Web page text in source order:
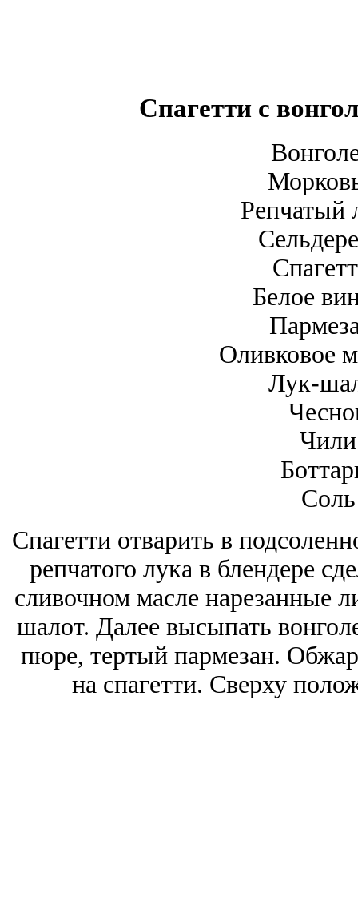
Спагетти с
Репчатый
Белое
Оливковое
Лук-
Спагетти отварить в
репчатого лука в блендере
сливочном масле нарезанные
шалот. Далее высыпать
пюре, тертый пармезан.
на спагетти. Сверху